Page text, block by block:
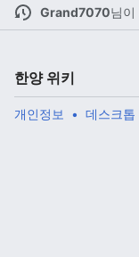
Grand7070님이
한양 위키
개인정보 데스크톱